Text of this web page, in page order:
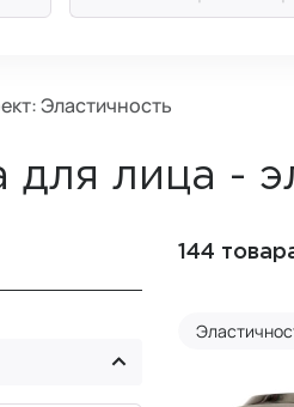
Эластичность
для лица -
144